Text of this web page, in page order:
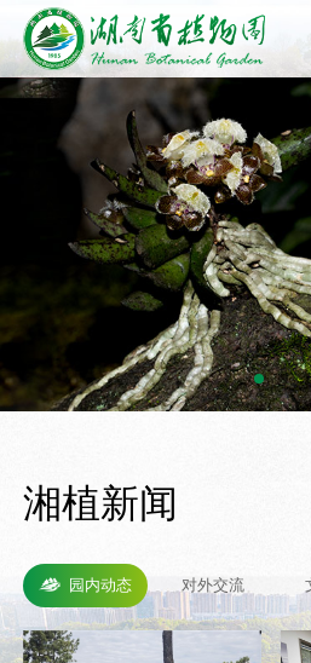
湘植新闻
园内动态 对外交流